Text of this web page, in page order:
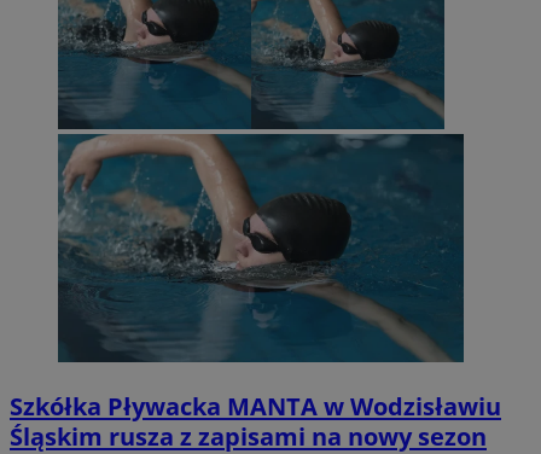
Szkółka Pływacka MANTA w Wodzisławiu
Śląskim rusza z zapisami na nowy sezon